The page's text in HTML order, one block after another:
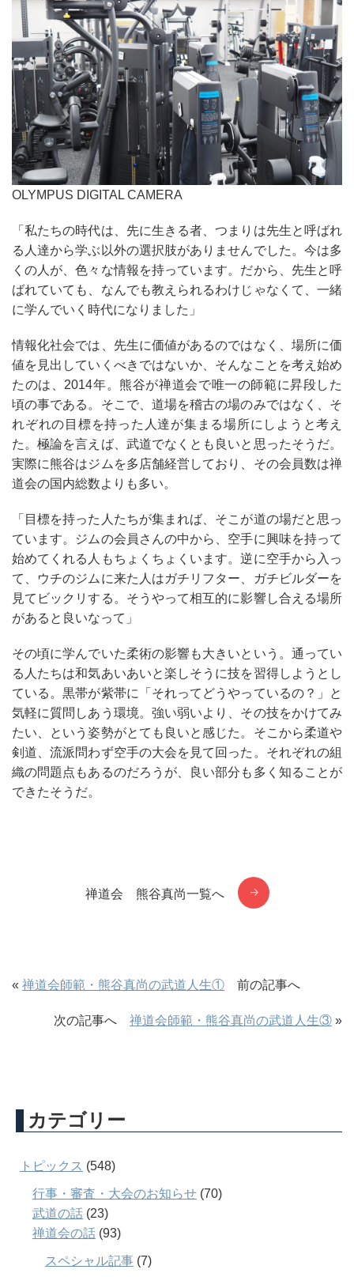
OLYMPUS DIGITAL CAMERA
「私たちの時代は、先に生きる者、つまりは先生と呼ばれ
る人達から学ぶ以外の選択肢がありませんでした。今は多
くの人が、色々な情報を持っています。だから、先生と呼
ばれていても、なんでも教えられるわけじゃなくて、一緒
に学んでいく時代になりました」
情報化社会では、先生に価値があるのではなく、場所に価
値を見出していくべきではないか、そんなことを考え始め
たのは、 2014年。熊谷が禅道会で唯一の師範に昇段した
頃の事である。そこで、道場を稽古の場のみではなく、そ
れぞれの目標を持った人達が集まる場所にしようと考え
た。極論を言えば、武道でなくとも良いと思ったそうだ。
実際に熊谷はジムを多店舗経営しており、その会員数は禅
道会の国内総数よりも多い。
「目標を持った人たちが集まれば、そこが道の場だと思っ
ています。ジムの会員さんの中から、空手に興味を持って
始めてくれる人もちょくちょくいます。逆に空手から入っ
て、ウチのジムに来た人はガチリフター、ガチビルダーを
見てビックリする。そうやって相互的に影響し合える場所
があると良いなって」
その頃に学んでいた柔術の影響も大きいという。通ってい
る人たちは和気あいあいと楽しそうに技を習得しようとし
ている。黒帯が紫帯に「それってどうやっているの？」と
気軽に質問しあう環境。強い弱いより、その技をかけてみ
たい、という姿勢がとても良いと感じた。そこから柔道や
剣道、流派問わず空手の大会を見て回った。それぞれの組
織の問題点もあるのだろうが、良い部分も多く知ることが
できたそうだ。
禅道会 熊谷真尚一覧へ
« 禅道会師範・熊谷真尚の武道人生① 前の記事へ
次の記事へ 禅道会師範・熊谷真尚の武道人生③ »
カテゴリー
トピックス (548)
行事・審査・大会のお知らせ (70)
武道の話 (23)
禅道会の話 (93)
スペシャル記事 (7)